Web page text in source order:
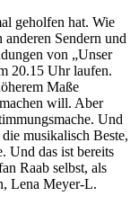
geholfen hat. Wie
Sendern und
von „Unser
20.15 Uhr laufen.
Maße
will. Aber
Und
musikalisch Beste,
Und das ist bereits
Raab selbst, als
Lena Meyer-L.